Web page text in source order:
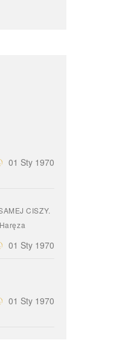
01 Sty 1970
CISZY.
01 Sty 1970
01 Sty 1970